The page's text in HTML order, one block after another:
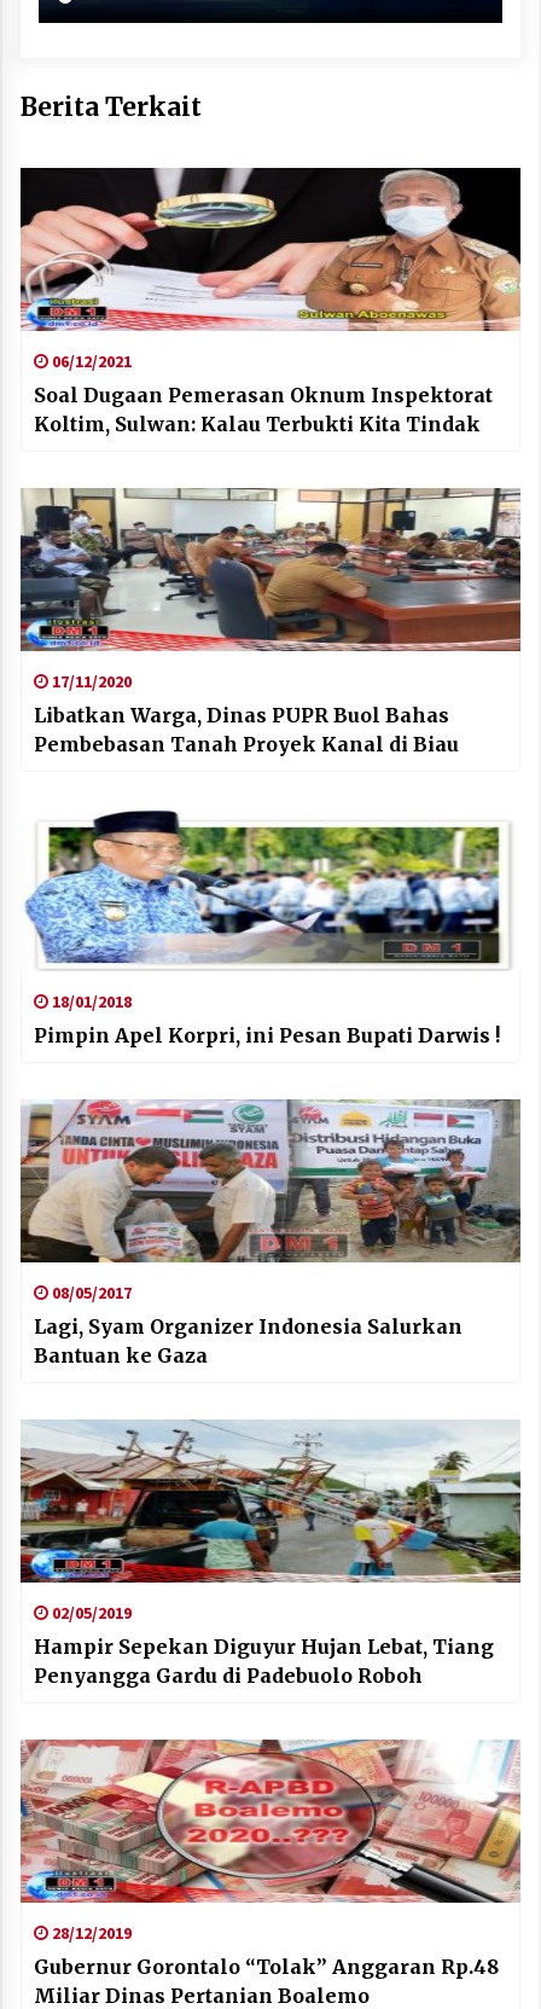
Berita Terkait
06/12/2021
Soal Dugaan Pemerasan Oknum Inspektorat
Koltim, Sulwan: Kalau Terbukti Kita Tindak
17/11/2020
Libatkan Warga, Dinas PUPR Buol Bahas
Pembebasan Tanah Proyek Kanal di Biau
18/01/2018
Pimpin Apel Korpri, ini Pesan Bupati Darwis !
08/05/2017
Lagi, Syam Organizer Indonesia Salurkan
Bantuan ke Gaza
02/05/2019
Hampir Sepekan Diguyur Hujan Lebat, Tiang
Penyangga Gardu di Padebuolo Roboh
28/12/2019
Gubernur Gorontalo “Tolak” Anggaran Rp.48
Miliar Dinas Pertanian Boalemo